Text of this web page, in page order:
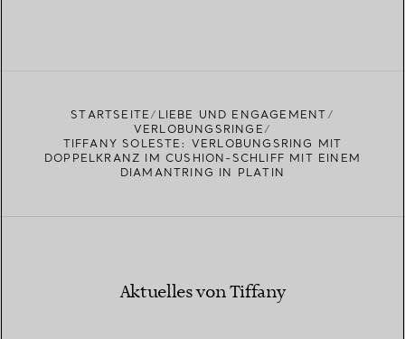
STARTSEITE
LIEBE UND ENGAGEMENT
VERLOBUNGSRINGE
TIFFANY SOLESTE: VERLOBUNGSRING MIT
DOPPELKRANZ IM CUSHION-SCHLIFF MIT EINEM
DIAMANTRING IN PLATIN
Aktuelles von Tiffany